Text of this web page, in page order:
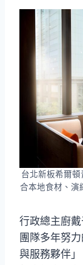
台北新板希爾
合本地食材、演
行政總主廚
團隊多年努
與服務夥伴